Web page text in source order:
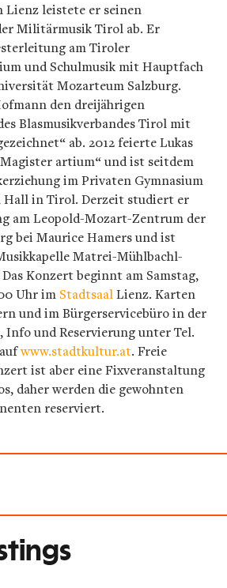
Lienz leistete er seinen
Militärmusik Tirol ab. Er
am Tiroler
und Schulmusik mit Hauptfach
Mozarteum Salzburg.
den dreijährigen
Blasmusikverbandes Tirol mit
ab. 2012 feierte Lukas
artium“ und ist seitdem
im Privaten Gymnasium
Hall in Tirol. Derzeit studiert er
am Leopold-Mozart-Zentrum der
bei Maurice Hamers und ist
Matrei-Mühlbachl-
Konzert beginnt am Samstag,
Uhr imStadtsaalLienz. Karten
und im Bürgerservicebüro in der
Info und Reservierung unter Tel.
www.stadtkultur.at. Freie
ist aber eine Fixveranstaltung
daher werden die gewohnten
reserviert.